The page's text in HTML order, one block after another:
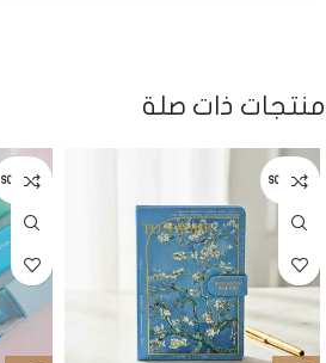
منتجات ذات صلة
SOLD OUT
SOLD OUT